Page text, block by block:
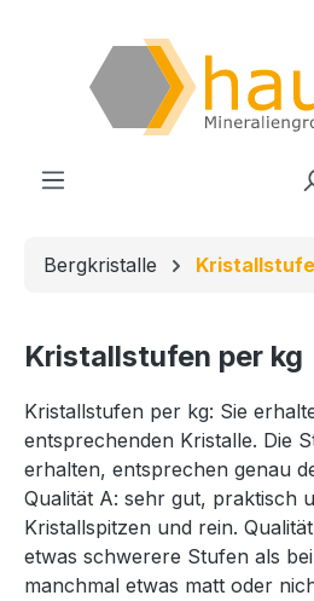
Bergkristalle
Kristallstufen per kg
Kristallstufen per kg: Sie
entsprechenden Kristalle. Die
erhalten, entsprechen genau
Qualität A: sehr gut, praktisch
Kristallspitzen und rein.
etwas schwerere Stufen als
manchmal etwas matt oder